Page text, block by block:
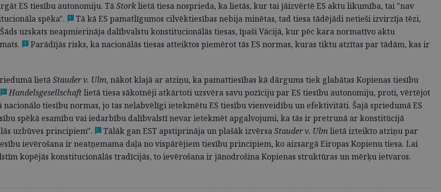
ES tiesību autonomiju. TāStorklietā tiesa nosprieda, ka lietās, kur tai jāizvērtē ES aktu likumība, tai "nav
spēka".
3
Tā kā ES pamatlīgumos cilvēktiesības nebija minētas, tad tiesa tādējādi netieši izvirzīja tēzi,
uzskats neapmierināja dalībvalstu konstitucionālās tiesas, īpaši Vācijā, kur pēc kara normatīvo aktu
4
Parādījās risks, ka nacionālās tiesas atteiktos piemērot tās ES normas, kuras tiktu atzītas par tādām, kas ir
lietāStauder v. Ulm, nākot klajā ar atziņu, ka pamattiesības kā dārgums tiek glabātas Kopienas tiesību
5 Handelsgesellschaftlietā tiesa sākotnēji atkārtoti uzsvēra savu pozīciju par ES tiesību autonomiju, proti, vērtējot
tiesību normas, jo tas nelabvēlīgi ietekmētu ES tiesību vienveidību un efektivitāti. Šajā spriedumā ES
spēkā esamību vai iedarbību dalībvalstī nevar ietekmēt apgalvojumi, ka tās ir pretrunā ar konstitūcijā
uzbūves principiem".
6 Tālāk gan EST apstiprināja un plašāk izvērsaStauder v. Ulmlietā izteikto atziņu par
ievērošana ir neatņemama daļa no vispārējiem tiesību principiem, ko aizsargā Eiropas Kopienu tiesa. Lai
kopējās konstitucionālās tradīcijās, to ievērošana ir jānodrošina Kopienas struktūras un mērķu ietvaros.